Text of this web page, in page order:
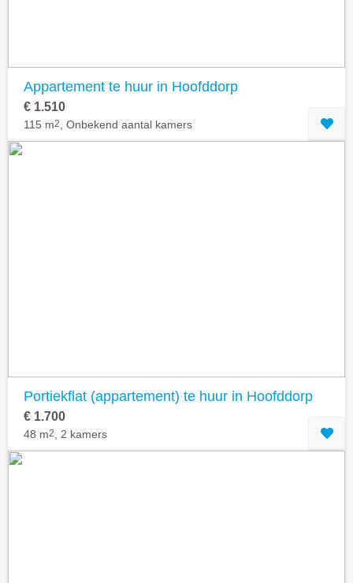
Appartement te huur in Hoofddorp
€ 1.510
115 m2 , Onbekend aantal kamers
Portiekflat (appartement) te huur in Hoofddorp
€ 1.700
48 m2 , 2 kamers